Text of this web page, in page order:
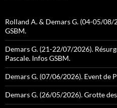
Rolland A. & Demars G. (04-05/08/
GSBM.
Demars G. (21-22/07/2026).
Pascale. Infos GSBM.
Demars G. (07/06/2026). Event de
Demars G. (26/05/2026). Grotte